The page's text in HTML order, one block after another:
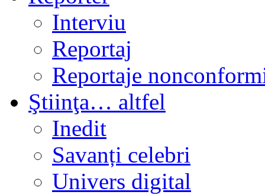
Interviu
Reportaj
Reportaje
Ştiinţa… altfel
Inedit
Savanți celebri
Univers digital